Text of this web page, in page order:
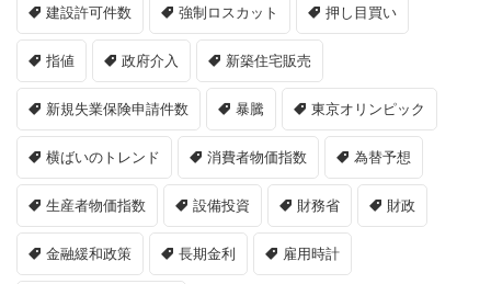
建設許可件数 強制ロスカット 押し目買い
指値 政府介入 新築住宅販売
新規失業保険申請件数 暴騰 東京オリンピック
横ばいのトレンド 消費者物価指数 為替予想
生産者物価指数 設備投資 財務省 財政
金融緩和政策 長期金利 雇用時計